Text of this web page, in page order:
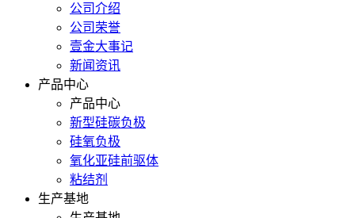
公司介绍
公司荣誉
壹金大事记
新闻资讯
产品中心
产品中心
新型硅碳负极
硅氧负极
氧化亚硅前驱体
粘结剂
生产基地